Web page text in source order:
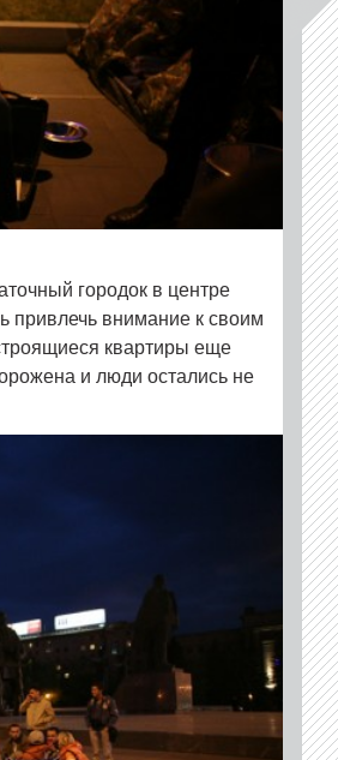
городок в центре
привлечь внимание к своим
квартиры еще
и люди остались не